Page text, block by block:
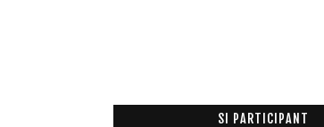
SI PARTICIPANT